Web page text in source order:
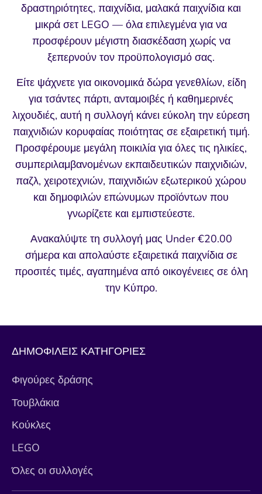
δραστηριότητες, παιχνίδια, μαλακά παιχνίδια και
μικρά σετ LEGO — όλα επιλεγμένα για να
προσφέρουν μέγιστη διασκέδαση χωρίς να
ξεπερνούν τον προϋπολογισμό σας.
Είτε ψάχνετε για οικονομικά δώρα γενεθλίων, είδη
για τσάντες πάρτι, ανταμοιβές ή καθημερινές
λιχουδιές, αυτή η συλλογή κάνει εύκολη την εύρεση
παιχνιδιών κορυφαίας ποιότητας σε εξαιρετική τιμή.
Προσφέρουμε μεγάλη ποικιλία για όλες τις ηλικίες,
συμπεριλαμβανομένων εκπαιδευτικών παιχνιδιών,
παζλ, χειροτεχνιών, παιχνιδιών εξωτερικού χώρου
και δημοφιλών επώνυμων προϊόντων που
γνωρίζετε και εμπιστεύεστε.
Ανακαλύψτε τη συλλογή μας Under €20.00
σήμερα και απολαύστε εξαιρετικά παιχνίδια σε
προσιτές τιμές, αγαπημένα από οικογένειες σε όλη
την Κύπρο.
ΔΗΜΟΦΙΛΕΙΣ ΚΑΤΗΓΟΡΙΕΣ
Φιγούρες δράσης
Τουβλάκια
Κούκλες
LEGO
Όλες οι συλλογές